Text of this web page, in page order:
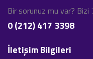
Bir sorunuz mu var? Bizi
0 (212) 417 3398
İletişim Bilgileri